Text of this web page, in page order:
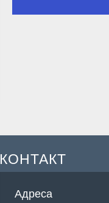
КОНТАКТ
Адреса